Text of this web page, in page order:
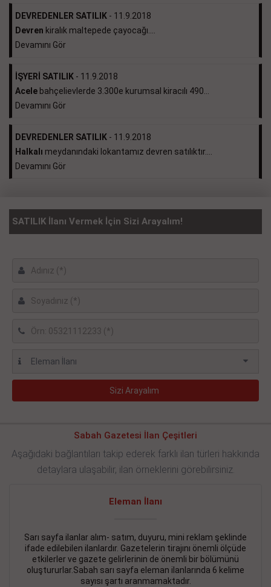
DEVREDENLER SATILIK - 11.9.2018
Devren kiralık maltepede çayocağı....
Devamını Gör
İŞYERİ SATILIK - 11.9.2018
Acele bahçelievlerde 3.300e kurumsal kiracılı 490...
Devamını Gör
DEVREDENLER SATILIK - 11.9.2018
Halkalı meydanındaki lokantamız devren satılıktır....
Devamını Gör
SATILIK İlanı Vermek İçin Sizi Arayalım!
Sabah Gazetesi İlan Çeşitleri
Aşağıdaki bağlantıları takip ederek farklı ilan türleri hakkında
detaylara ulaşabilir, ilan örneklerini görebilirsiniz.
Eleman İlanı
Sarı sayfa ilanlar alım- satım, duyuru, mini reklam şeklinde
ifade edilebilen ilanlardır. Gazetelerin tirajını önemli ölçüde
etkilerler ve gazete gelirlerinin de önemli bir bölümünü
oluştururlar.Sabah sarı sayfa eleman ilanlarında 6 kelime
sayısı şartı aranmamaktadır.